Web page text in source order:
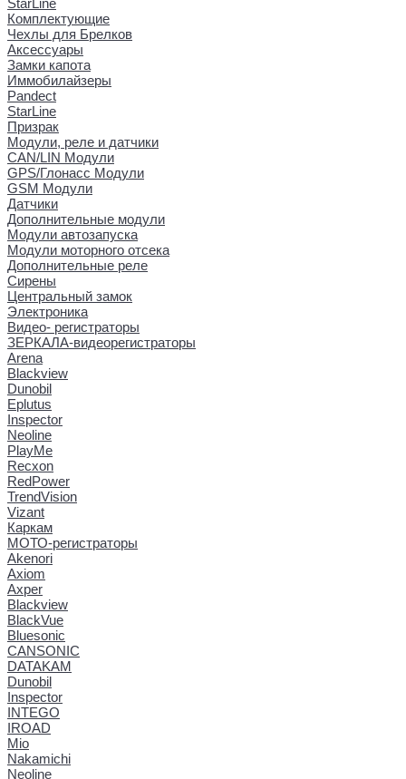
Комплектующие
Чехлы для Брелков
Аксессуары
Замки капота
Иммобилайзеры
Pandect
StarLine
Призрак
Модули, реле и датчики
CAN/LIN Модули
GPS/Глонасс Модули
GSM Модули
Датчики
Дополнительные модули
Модули автозапуска
Модули моторного отсека
Дополнительные реле
Сирены
Центральный замок
Электроника
Видео- регистраторы
ЗЕРКАЛА-видеорегистраторы
Arena
Blackview
Dunobil
Eplutus
Inspector
Neoline
PlayMe
Recxon
RedPower
TrendVision
Vizant
Каркам
МОТО-регистраторы
Akenori
Axiom
Axper
Blackview
BlackVue
Bluesonic
CANSONIC
DATAKAM
Dunobil
Inspector
INTEGO
IROAD
Mio
Nakamichi
Neoline